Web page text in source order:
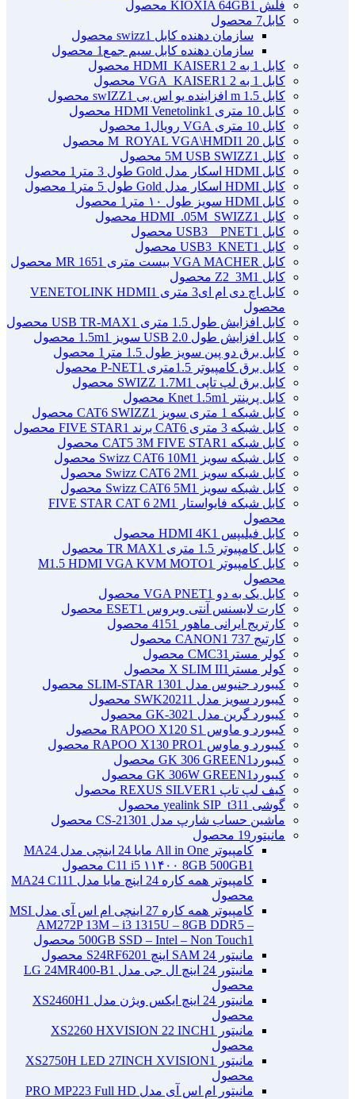
فلش KIOXIA 64GB 1 محصول
کابل7 محصول
سازمان دهنده کابل swizz 1 محصول
سازمان دهنده کابل سیم جمع 1 محصول
کابل 1 به 2 HDMI_KAISER
1 محصول
کابل 1 به 2 VGA_KAISER
1 محصول
کابل 1.5 m افزاینده یو اس بی swIZZ
1 محصول
کابل 10 متری HDMI Venetolink
1 محصول
کابل 10 متری VGA رویال
1 محصول
کابل 20 M_ROYAL VGA\HMDI
1 محصول
کابل 5M USB SWIZZ 1 محصول
کابل HDMI اسکار مدل Gold طول 3 متر
1 محصول
کابل HDMI اسکار مدل Gold طول 5 متر
1 محصول
کابل HDMI سویز طول ۱۰ متر
1 محصول
کابل HDMI_.05M_SWIZZ 1 محصول
کابل USB3 _ PNET 1 محصول
کابل USB3_KNET 1 محصول
کابل VGA MACHER بیست متری MR 165
1 محصول
کابل Z2_3M 1 محصول
کابل اچ دی ام ای3 متری VENETOLINK HDMI
1
محصول
کابل افزایش طول 1.5 متری USB TR-MAX
1 محصول
کابل افزایش طول USB 2.0 سویز 1.5m
1 محصول
کابل برق دو پین سویز طول 1.5 متر
1 محصول
کابل برق کامپیوتر 1.5ﻣﺘﺮی P-NET
1 محصول
کابل برق لپ تاپی SWIZZ 1.7M 1 محصول
کابل پرینتر Knet 1.5m
1 محصول
کابل شبکه 1 متری سویز CAT6 SWIZZ
1 محصول
کابل شبکه 3 متری CAT6 برند FIVE STAR
1 محصول
کابل شبکه CAT5 3M FIVE STAR 1 محصول
کابل شبکه سویز Swizz CAT6 10M
1 محصول
کابل شبکه سویز Swizz CAT6 2M
1 محصول
کابل شبکه سویز Swizz CAT6 5M
1 محصول
کابل شبکه فایواستار FIVE STAR CAT 6 2M
1
محصول
کابل فیلیپس HDMI 4K 1 محصول
کابل کامپیوتر 1.5 متری TR MAX
1 محصول
کابل کامپیوتر M1.5 HDMI VGA KVM MOTO
1
محصول
کابل یک به دو VGA PNET 1 محصول
کارت لایسنس آنتی ویروس ESET 1 محصول
کارتریج ایرانی ماهور 415
1 محصول
کارتیج 737 CANON
1 محصول
کولر مسترCMC3 1 محصول
کولر مسترX SLIM II 1 محصول
کیبورد جنیوس مدل SLIM-STAR 130 1 محصول
کیبورد سویز مدل SWK2021 1 محصول
کیبورد گرین مدل GK-302 1 محصول
کیبورد و ماوس RAPOO X120 S 1 محصول
کیبورد و ماوس RAPOO X130 PRO 1 محصول
کیبوردGK 306 GREEN 1 محصول
کیبوردGK 306W GREEN 1 محصول
کیف لپ تاپ REXUS SILVER 1 محصول
گوشی yealink SIP_t31 1 محصول
ماشین حساب شارپ مدل CS-2130 1 محصول
مانیتور 19 محصول
کامپیوتر All in One مایا 24 اینچی مدل MA24
C11 i5 ۱۱۴۰۰ 8GB 500GB1 محصول
کامپیوتر همه کاره 24 اینچ مایا مدل MA24 C11
1
محصول
کامپیوتر همه کاره 27 اینچی ام اس آی مدل MSI
AM272P 13M – i3 1315U – 8GB DDR5 –
500GB SSD – Intel – Non Touch1 محصول
مانیتور 24 SAM اینچ S24RF620
1 محصول
مانیتور 24 اینچ ال جی مدل LG 24MR400-B
1
محصول
مانیتور 24 اینچ ایکس ویژن مدل XS2460H
1
محصول
مانیتور XS2260 HXVISION 22 INCH
1
محصول
مانیتور XS2750H LED 27INCH XVISION
1
محصول
مانیتور ام اس آی مدل PRO MP223 Full HD